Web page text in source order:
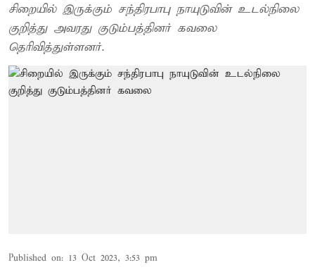
சிறையில் இருக்கும் சந்திரபாபு நாயுடுவின் உடல்நிலை
குறித்து அவரது குடும்பத்தினர் கவலை
தெரிவித்துள்ளனர்.
Published on: 13 Oct 2023, 3:53 pm